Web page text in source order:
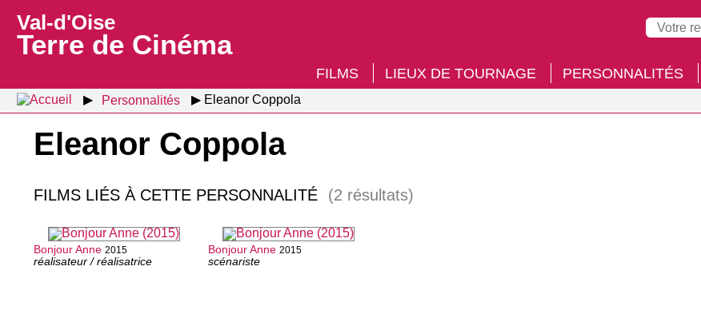
Val-d'Oise
Terre de Cinéma
FILMS LIEUX DE TOURNAGE PERSONNALITÉS
Personnalités Eleanor Coppola
Eleanor Coppola
FILMS LIÉS À CETTE PERSONNALITÉ (2 résultats)
Bonjour Anne 2015
réalisateur / réalisatrice
Bonjour Anne 2015
scénariste